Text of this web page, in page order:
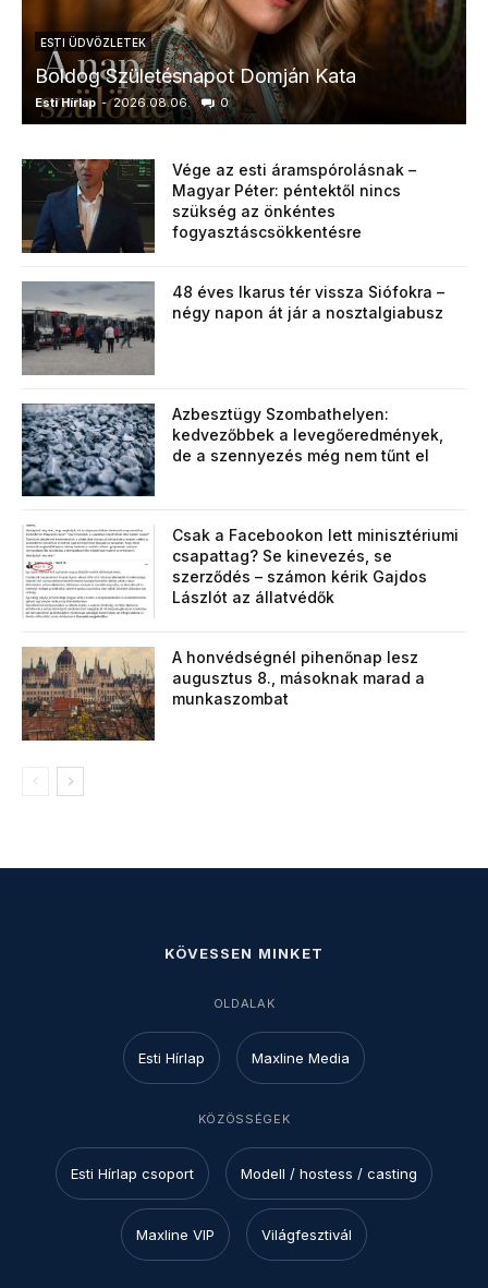
ESTI ÜDVÖZLETEK
Boldog Születésnapot Domján Kata
Esti Hírlap - 2026.08.06. 0
Vége az esti áramspórolásnak –
Magyar Péter: péntektől nincs
szükség az önkéntes
fogyasztáscsökkentésre
48 éves Ikarus tér vissza Siófokra –
négy napon át jár a nosztalgiabusz
Azbesztügy Szombathelyen:
kedvezőbbek a levegőeredmények,
de a szennyezés még nem tűnt el
Csak a Facebookon lett minisztériumi
csapattag? Se kinevezés, se
szerződés – számon kérik Gajdos
Lászlót az állatvédők
A honvédségnél pihenőnap lesz
augusztus 8., másoknak marad a
munkaszombat
KÖVESSEN MINKET
OLDALAK
Esti Hírlap Maxline Media
KÖZÖSSÉGEK
Esti Hírlap csoport Modell / hostess / casting
Maxline VIP Világfesztivál